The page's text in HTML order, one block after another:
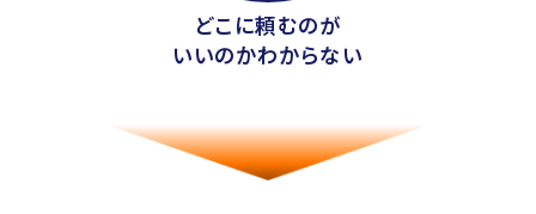
どこに頼むのが
いいのかわからない